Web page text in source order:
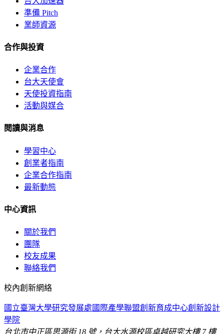
準備 Pitch
業師資源
合作與投資
企業合作
台大天使會
天使投資指南
活動與媒合
閱讀與消息
學習中心
創業者指南
企業合作指南
最新動態
中心資訊
關於我們
團隊
校友成果
聯絡我們
校內創新網絡
國立臺灣大學研究發展處 國際產學聯盟創新育成中心創新設計
學院
台北市中正區思源街 18 號，台大水源校區卓越研究大樓 7 樓